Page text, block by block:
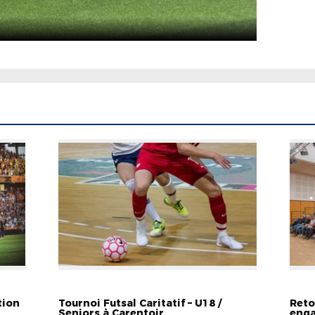
Tournoi Futsal Caritatif – U18 /